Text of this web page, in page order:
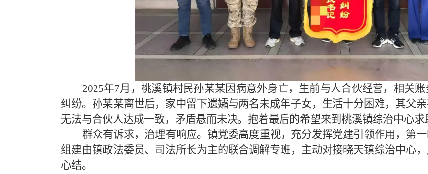
2025年7月，桃溪镇村民孙某某因病意外身亡，生前与人合伙经营，相关
纠纷。孙某某离世后，家中留下遗孀与两名未成年子女，生活十分困难，其父
无法与合伙人达成一致，矛盾悬而未决。抱着最后的希望来到桃溪镇综治中心求
群众有诉求，治理有响应。镇党委高度重视，充分发挥党建引领作用，第
组建由镇政法委员、司法所长为主的联合调解专班，主动对接晓天镇综治中心
心结。